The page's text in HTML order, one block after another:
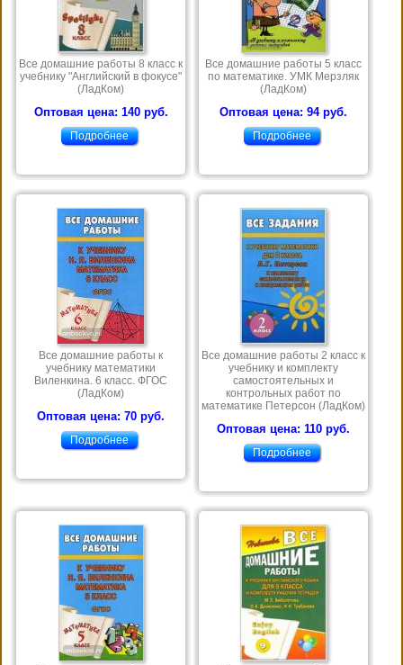
Все домашние работы 8 класс к
учебнику "Английский в фокусе"
(ЛадКом)
Оптовая цена: 140 руб.
Подробнее
Все домашние работы 5 класс
по математике. УМК Мерзляк
(ЛадКом)
Оптовая цена: 94 руб.
Подробнее
Все домашние работы к
учебнику математики
Виленкина. 6 класс. ФГОС
(ЛадКом)
Оптовая цена: 70 руб.
Подробнее
Все домашние работы 2 класс к
учебнику и комплекту
самостоятельных и
контрольных работ по
математике Петерсон (ЛадКом)
Оптовая цена: 110 руб.
Подробнее